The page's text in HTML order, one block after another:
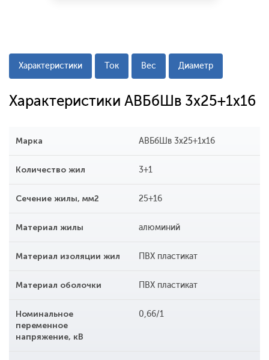
Характеристики Ток Вес Диаметр
Характеристики АВБбШв 3x25+1x16
Марка АВБбШв 3x25+1x16
Количество жил 3+1
Сечение жилы, мм2 25+16
Материал жилы алюминий
Материал изоляции жил ПВХ пластикат
Материал оболочки ПВХ пластикат
Номинальное
переменное
напряжение, кВ
0,66/1